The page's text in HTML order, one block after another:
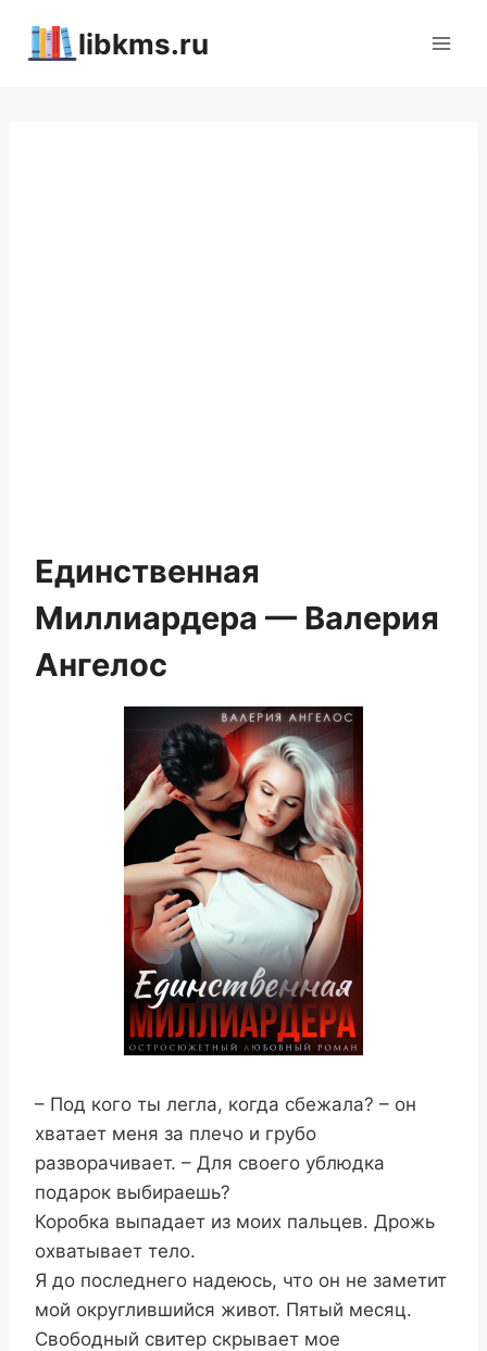
libkms.ru
Единственная
Миллиардера — Валерия
Ангелос
– Под кого ты легла, когда сбежала? – он
хватает меня за плечо и грубо
разворачивает. – Для своего ублюдка
подарок выбираешь?
Коробка выпадает из моих пальцев. Дрожь
охватывает тело.
Я до последнего надеюсь, что он не заметит
мой округлившийся живот. Пятый месяц.
Свободный свитер скрывает мое